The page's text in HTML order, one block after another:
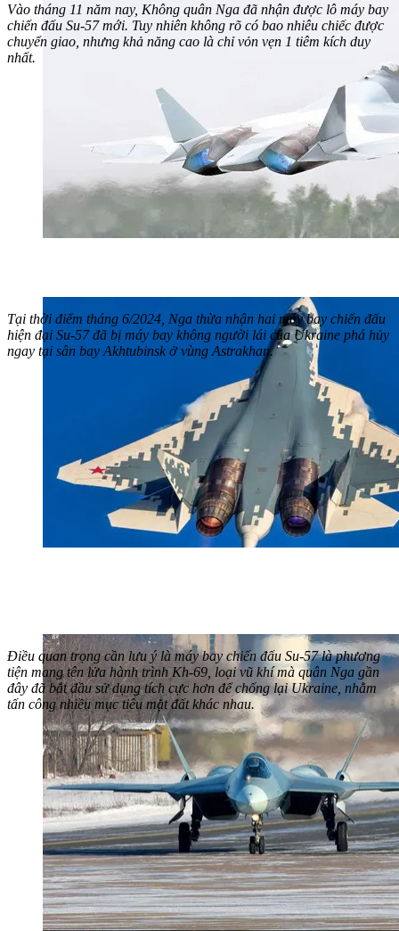
Vào tháng 11 năm nay, Không quân Nga đã nhận được lô máy bay
chiến đấu Su-57 mới. Tuy nhiên không rõ có bao nhiêu chiếc được
chuyển giao, nhưng khả năng cao là chỉ vỏn vẹn 1 tiêm kích duy
nhất.
Tại thời điểm tháng 6/2024, Nga thừa nhận hai máy bay chiến đấu
hiện đại Su-57 đã bị máy bay không người lái của Ukraine phá hủy
ngay tại sân bay Akhtubinsk ở vùng Astrakhan.
Điều quan trọng cần lưu ý là máy bay chiến đấu Su-57 là phương
tiện mang tên lửa hành trình Kh-69, loại vũ khí mà quân Nga gần
đây đã bắt đầu sử dụng tích cực hơn để chống lại Ukraine, nhằm
tấn công nhiều mục tiêu mặt đất khác nhau.